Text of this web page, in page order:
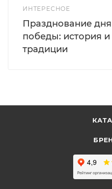
ИНТЕРЕСНОЕ
Празднование дня
победы: история и
традиции